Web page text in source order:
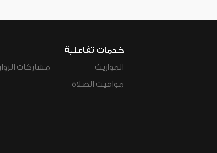
خدمات تفاعلية
المواريث
مواقيت الصلاة
مشاركات الزوار